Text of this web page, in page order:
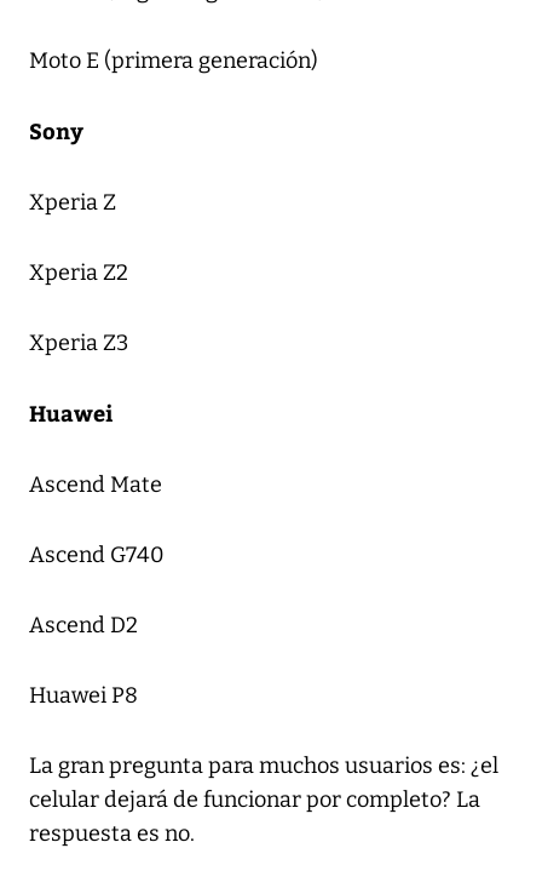
Moto E (primera generación)
Sony
Xperia Z
Xperia Z2
Xperia Z3
Huawei
Ascend Mate
Ascend G740
Ascend D2
Huawei P8
La gran pregunta para muchos usuarios es: ¿el
celular dejará de funcionar por completo? La
respuesta es no.